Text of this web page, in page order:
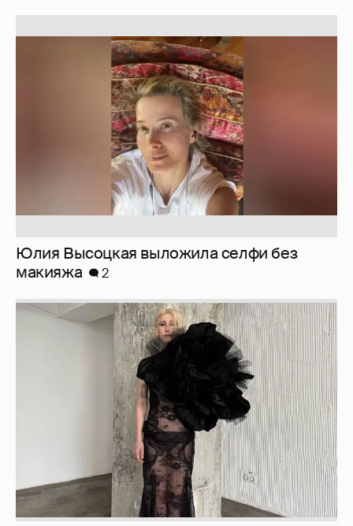
Юлия Высоцкая выложила селфи без
макияжа
2